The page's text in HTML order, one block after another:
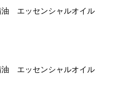
油 エッセンシャルオイル
油 エッセンシャルオイル